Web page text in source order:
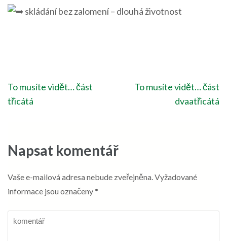
skládání bez zalomení – dlouhá životnost
Navigace
pro
To musíte vidět… část
třicátá
To musíte vidět… část
dvaatřicátá
Napsat komentář
Vaše e-mailová adresa nebude zveřejněna.Vyžadované
informace jsou označeny*
komentář